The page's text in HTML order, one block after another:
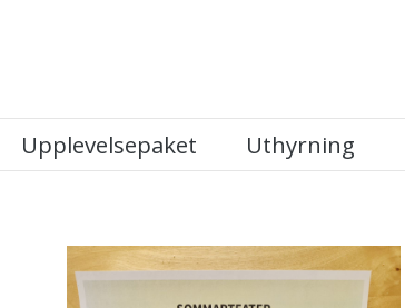
Upplevelsepaket Uthyrning